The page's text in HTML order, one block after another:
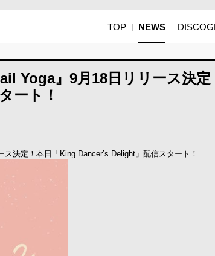
TOP NEWS
Yoga』9月18日リリース決
ート！
決定！本日「King Dancer’s Delight」配信スタート！